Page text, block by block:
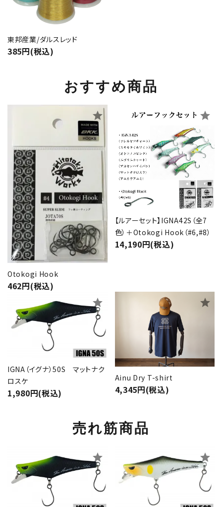
東邦産業/ダルスレッド
385円(税込)
おすすめ商品
Otokogi Hook
462円(税込)
star
【ルアーセット】IGNA42S（全7
色）＋Otokogi Hook（#6,#8）
14,190円(税込)
star
IGNA（イグナ）50S マットナク
ロスケ
1,980円(税込)
star
Ainu Dry T-shirt
4,345円(税込)
star
売れ筋商品
star star